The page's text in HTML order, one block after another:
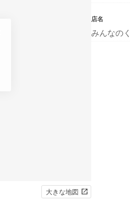
大きな地図
店名
みんなの